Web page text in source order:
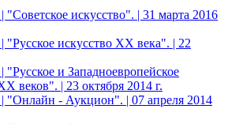
искусство". | 31 марта 2016
искусство ХХ века". | 22
и Западноевропейское
веков". | 23 октября 2014 г.
- Аукцион". | 07 апреля 2014